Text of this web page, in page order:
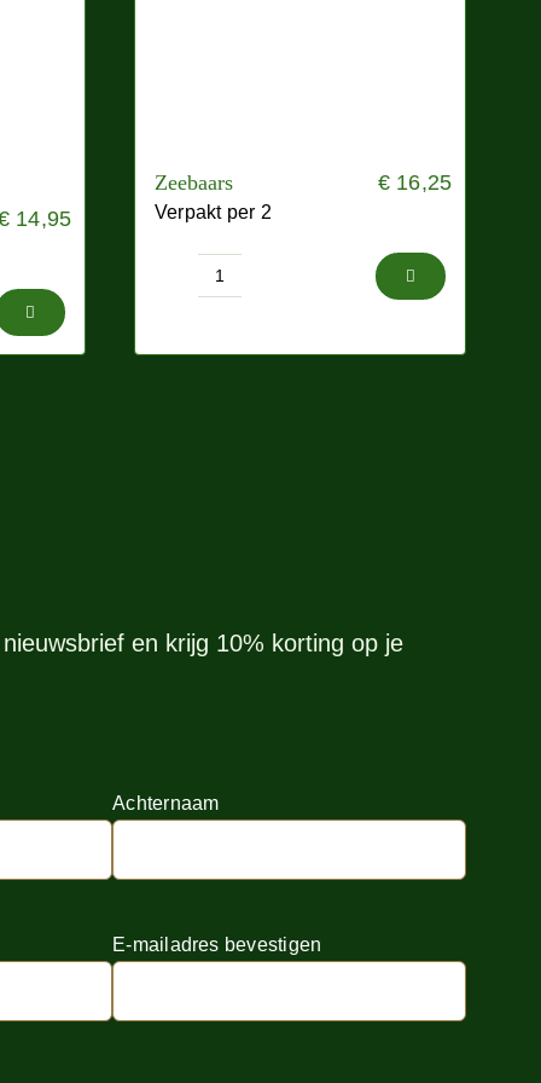
14,95
Zeebaars €16,25
Verpakt per 2
en krijg 10% korting op je
Achternaam
E-mailadres bevestigen